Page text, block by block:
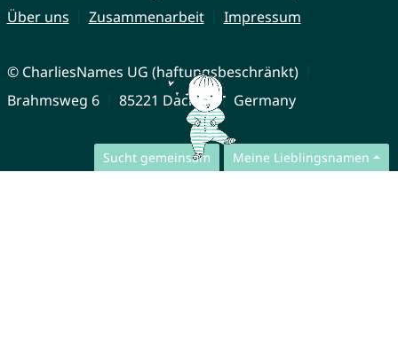
Sucht gemeinsam Meine Lieblingsnamen
Über uns
Zusammenarbeit Impressum
© CharliesNames UG (haftungsbeschränkt)
Brahmsweg 6
85221 Dachau Germany